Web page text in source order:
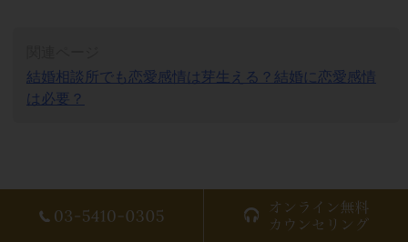
結婚相談所でも恋愛感情は芽生える？結婚に恋愛感情
は必要？
会いたい！と思わせる婚活プロフィールの書き方